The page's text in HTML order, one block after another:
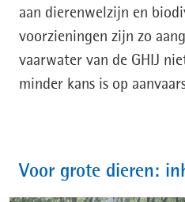
aan dierenwelzijn en
voorzieningen zijn zo
vaarwater van de GHIJ
minder kans is op
Voor grote dieren: